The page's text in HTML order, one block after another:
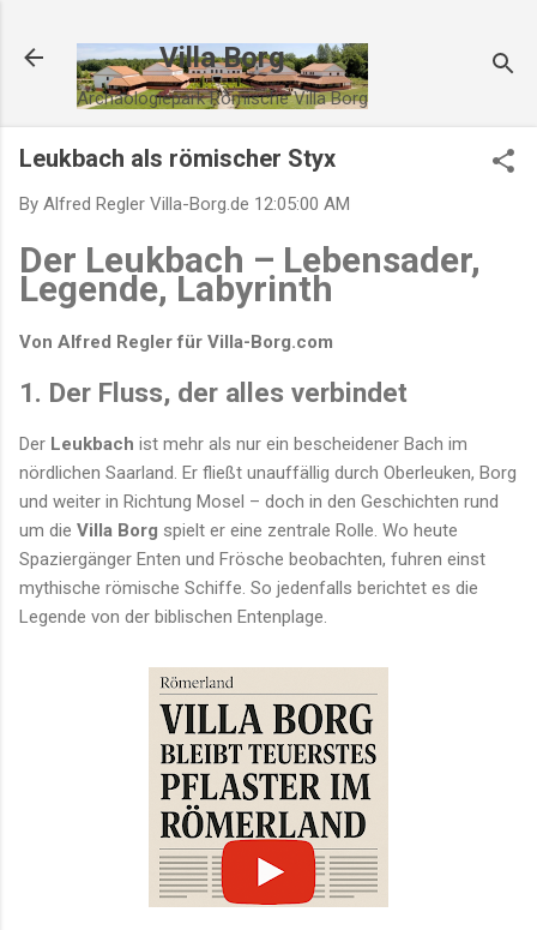
Villa Borg
Archäologiepark Römische Villa Borg
Leukbach als römischer Styx
By Alfred Regler Villa-Borg.de 12:05:00 AM
Der Leukbach – Lebensader,
Legende, Labyrinth
Von Alfred Regler für Villa-Borg.com
1. Der Fluss, der alles verbindet
Der Leukbach ist mehr als nur ein bescheidener Bach im
nördlichen Saarland. Er fließt unauffällig durch Oberleuken, Borg
und weiter in Richtung Mosel – doch in den Geschichten rund
um die Villa Borg spielt er eine zentrale Rolle. Wo heute
Spaziergänger Enten und Frösche beobachten, fuhren einst
mythische römische Schiffe. So jedenfalls berichtet es die
Legende von der biblischen Entenplage.